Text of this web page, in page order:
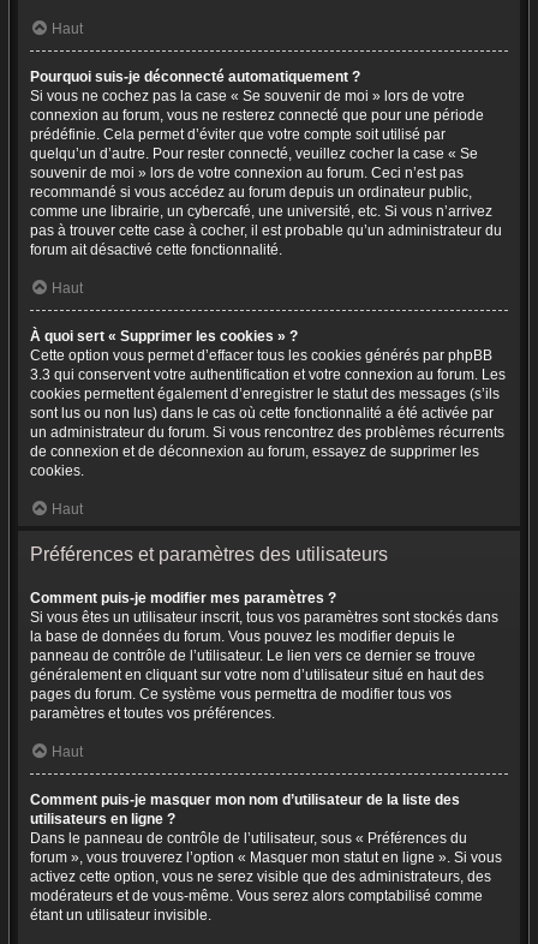
Haut
Pourquoi suis-je déconnecté automatiquement ?
Si vous ne cochez pas la case « Se souvenir de moi » lors de votre
connexion au forum, vous ne resterez connecté que pour une période
prédéfinie. Cela permet d’éviter que votre compte soit utilisé par
quelqu’un d’autre. Pour rester connecté, veuillez cocher la case « Se
souvenir de moi » lors de votre connexion au forum. Ceci n’est pas
recommandé si vous accédez au forum depuis un ordinateur public,
comme une librairie, un cybercafé, une université, etc. Si vous n’arrivez
pas à trouver cette case à cocher, il est probable qu’un administrateur du
forum ait désactivé cette fonctionnalité.
Haut
À quoi sert « Supprimer les cookies » ?
Cette option vous permet d’effacer tous les cookies générés par phpBB
3.3 qui conservent votre authentification et votre connexion au forum. Les
cookies permettent également d’enregistrer le statut des messages (s’ils
sont lus ou non lus) dans le cas où cette fonctionnalité a été activée par
un administrateur du forum. Si vous rencontrez des problèmes récurrents
de connexion et de déconnexion au forum, essayez de supprimer les
cookies.
Haut
Préférences et paramètres des utilisateurs
Comment puis-je modifier mes paramètres ?
Si vous êtes un utilisateur inscrit, tous vos paramètres sont stockés dans
la base de données du forum. Vous pouvez les modifier depuis le
panneau de contrôle de l’utilisateur. Le lien vers ce dernier se trouve
généralement en cliquant sur votre nom d’utilisateur situé en haut des
pages du forum. Ce système vous permettra de modifier tous vos
paramètres et toutes vos préférences.
Haut
Comment puis-je masquer mon nom d’utilisateur de la liste des
utilisateurs en ligne ?
Dans le panneau de contrôle de l’utilisateur, sous « Préférences du
forum », vous trouverez l’option « Masquer mon statut en ligne ». Si vous
activez cette option, vous ne serez visible que des administrateurs, des
modérateurs et de vous-même. Vous serez alors comptabilisé comme
étant un utilisateur invisible.